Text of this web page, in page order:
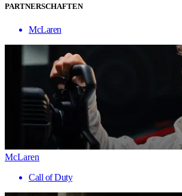
PARTNERSCHAFTEN
McLaren
McLaren
Call of Duty